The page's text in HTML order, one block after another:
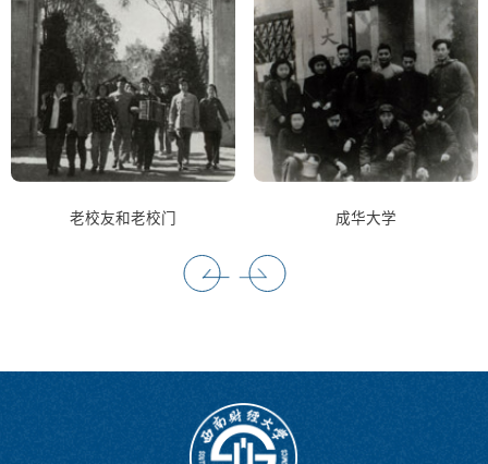
老校友和老校门 成华大学